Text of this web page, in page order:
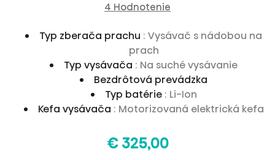
4 Hodnotenie
Typ zberača prachu : Vysávač s nádobou na
prach
Typ vysávača : Na suché vysávanie
Bezdrôtová prevádzka
Typ batérie : Li-Ion
Kefa vysávača : Motorizovaná elektrická kefa
€ 325,00